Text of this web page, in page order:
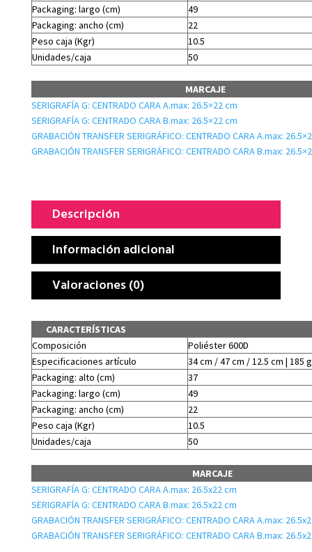
Packaging: largo (cm)
49
Packaging: ancho (cm)
22
Peso caja (Kgr)
10.5
Unidades/caja
50
MARCAJE
SERIGRAFÍA G: CENTRADO CARA A.max: 26.5×22 cm
SERIGRAFÍA G: CENTRADO CARA B.max: 26.5×22 cm
GRABACIÓN TRANSFER SERIGRÁFICO: CENTRADO CARA A.max:
GRABACIÓN TRANSFER SERIGRÁFICO: CENTRADO CARA B.max:
Descripción
Información adicional
Valoraciones (0)
CARACTERÍSTICAS
Composición
Poliéster 600D
Especificaciones artículo
34 cm / 47 cm / 12.5 cm | 185
Packaging: alto (cm)
37
Packaging: largo (cm)
49
Packaging: ancho (cm)
22
Peso caja (Kgr)
10.5
Unidades/caja
50
MARCAJE
SERIGRAFÍA G: CENTRADO CARA A.max: 26.5x22 cm
SERIGRAFÍA G: CENTRADO CARA B.max: 26.5x22 cm
GRABACIÓN TRANSFER SERIGRÁFICO: CENTRADO CARA A.max:
GRABACIÓN TRANSFER SERIGRÁFICO: CENTRADO CARA B.max: